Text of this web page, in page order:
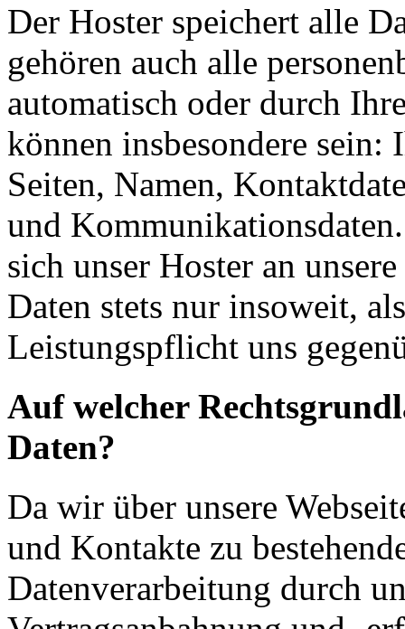
Der Hoster speichert alle
gehören auch alle
automatisch oder durch
können insbesondere sein:
Seiten, Namen,
und
sich unser Hoster an
Daten stets nur insoweit,
Leistungspflicht uns
Auf welcher
Daten?
Da wir über unsere
und Kontakte zu
Datenverarbeitung durch